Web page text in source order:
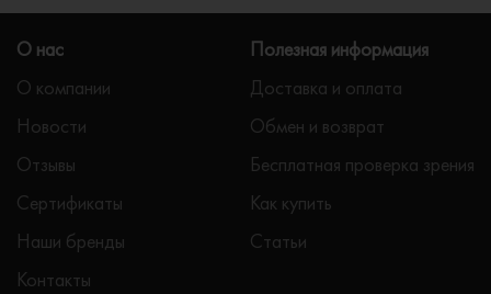
О нас
О компании
Новости
Отзывы
Сертификаты
Наши бренды
Контакты
Полезная информация
Доставка и оплата
Обмен и возврат
Бесплатная проверка зрения
Как купить
Статьи